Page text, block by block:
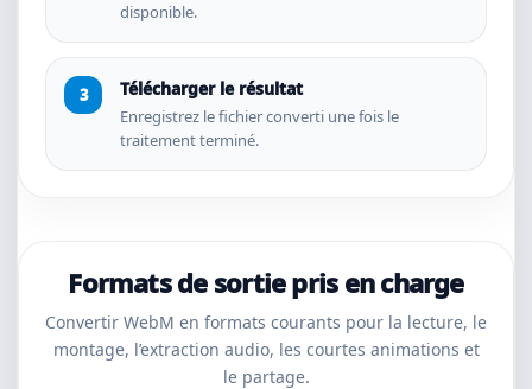
disponible.
Télécharger le résultat
Enregistrez le fichier converti une fois le
traitement terminé.
Formats de sortie pris en charge
Convertir WebM en formats courants pour la lecture, le
montage, l’extraction audio, les courtes animations et
le partage.